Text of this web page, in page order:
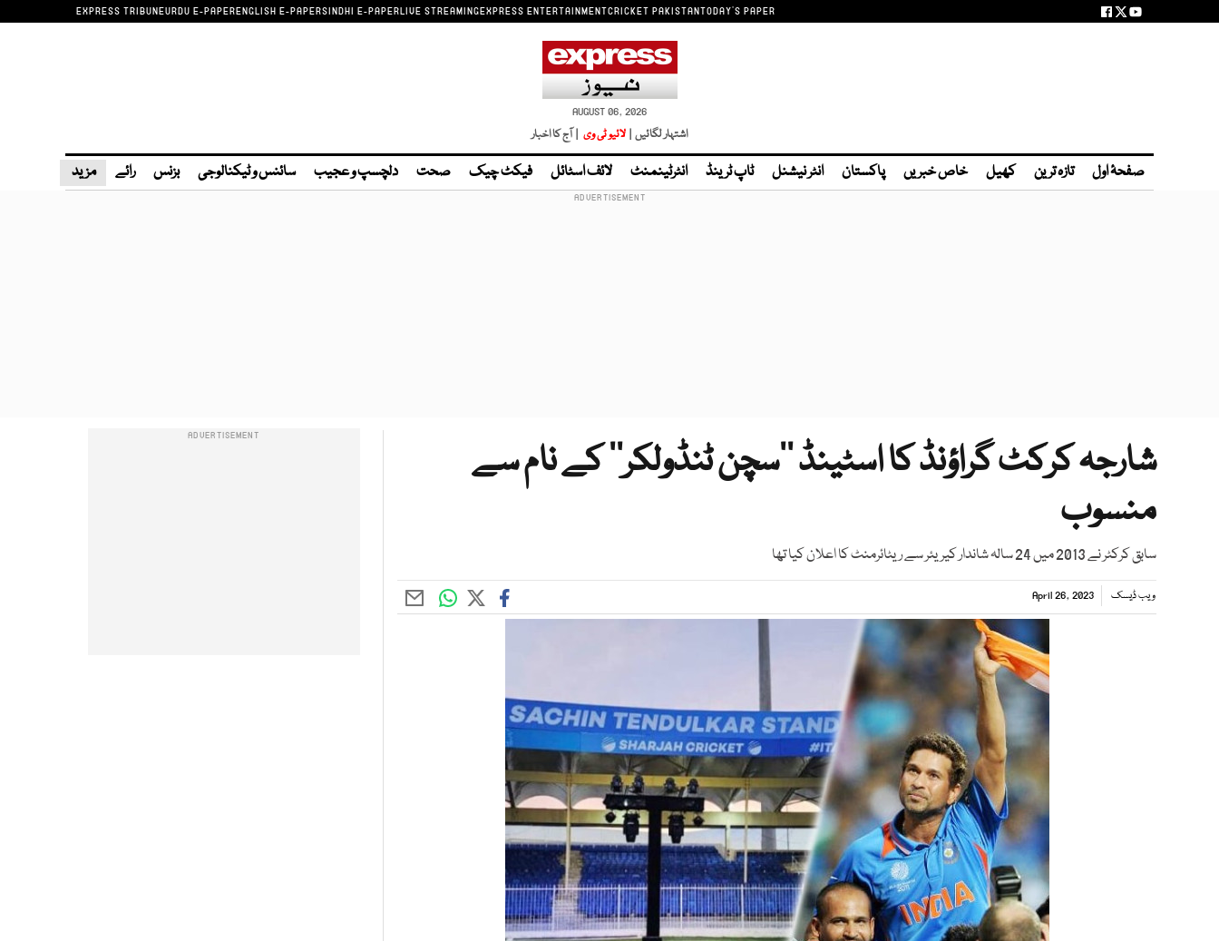
EXPRESS TRIBUNEURDU E-PAPERENGLISH E-PAPERSINDHI E-PAPERLIVE STREAMINGEXPRESS ENTERTAINMENTCRICKET PAKISTANTODAY'S PAPER
AUGUST 06, 2026
اشتہار لگائیں | لائیو ٹی وی | آج کا اخبار
صفحۂ اول تازہ ترین کھیل خاص خبریں پاکستان انٹر نیشنل ٹاپ ٹرینڈ انٹرٹینمنٹ لائف اسٹائل فیکٹ چیک صحت دلچسپ و عجیب سائنس و ٹیکنالوجی بزنس رائے مزید
شارجہ کرکٹ گراؤنڈ کا اسٹینڈ ’’سچن ٹنڈولکر‘‘ کے نام سے
منسوب
سابق کرکٹر نے 2013 میں 24 سالہ شاندار کیریئر سے ریٹائرمنٹ کا اعلان کیا تھا
ویب ڈیسک April 26, 2023